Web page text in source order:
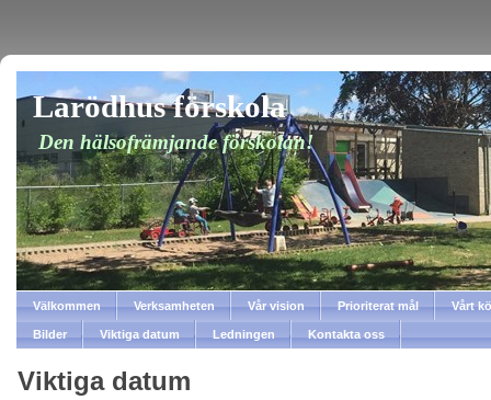
Larödhus förskola
Den hälsofrämjande förskolan!
Välkommen Verksamheten Vår vision Prioriterat mål Vårt
Bilder Viktiga datum Ledningen Kontakta oss
Viktiga datum